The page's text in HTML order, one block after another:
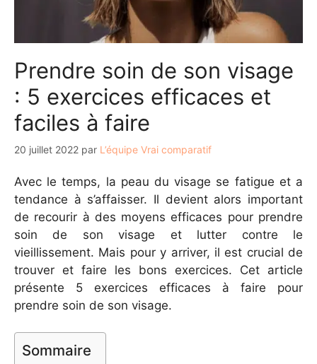
Prendre soin de son visage
: 5 exercices efficaces et
faciles à faire
20 juillet 2022 par L’équipe Vrai comparatif
Avec le temps, la peau du visage se fatigue et a
tendance à s’affaisser. Il devient alors important
de recourir à des moyens efficaces pour prendre
soin de son visage et lutter contre le
vieillissement. Mais pour y arriver, il est crucial de
trouver et faire les bons exercices. Cet article
présente 5 exercices efficaces à faire pour
prendre soin de son visage.
Sommaire